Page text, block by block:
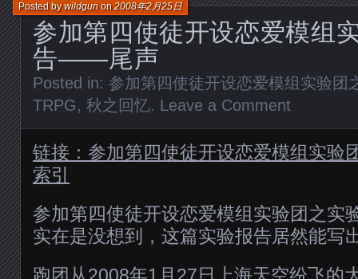
参加第四使徒开设恋爱模组
告——尾声
Posted bywildgunon2008年2月25日
Posted in: 参加第四使徒开设恋爱模组实验团
TRPG, 秋之回忆. Leave a Comment
链接：参加第四使徒开设恋爱模组实
索引
参加第四使徒开设恋爱模组实验团之
实在是没想到，这篇实验报告居然能写